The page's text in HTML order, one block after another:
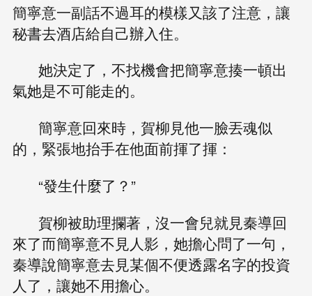
簡寧意一副話不過耳的模樣又該了注意，讓
秘書去酒店給自己辦入住。
她決定了，不找機會把簡寧意揍一頓出
氣她是不可能走的。
簡寧意回來時，賀柳見他一臉丟魂似
的，緊張地抬手在他面前揮了揮：
“發生什麼了？”
賀柳被助理攔著，沒一會兒就見秦導回
來了而簡寧意不見人影，她擔心問了一句，
秦導說簡寧意去見某個不便透露名字的投資
人了，讓她不用擔心。